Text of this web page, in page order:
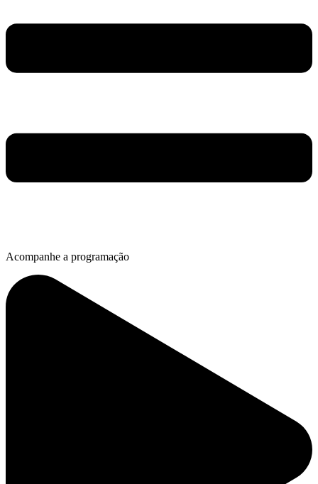
Acompanhe a programação